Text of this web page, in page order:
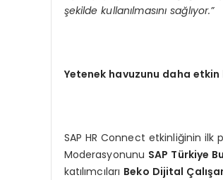
şekilde kullanılmasını sağlıyor.”
Yetenek havuzunu daha etkin
SAP HR Connect etkinliğinin ilk
Moderasyonunu SAP Türkiye
katılımcıları Beko Dijital